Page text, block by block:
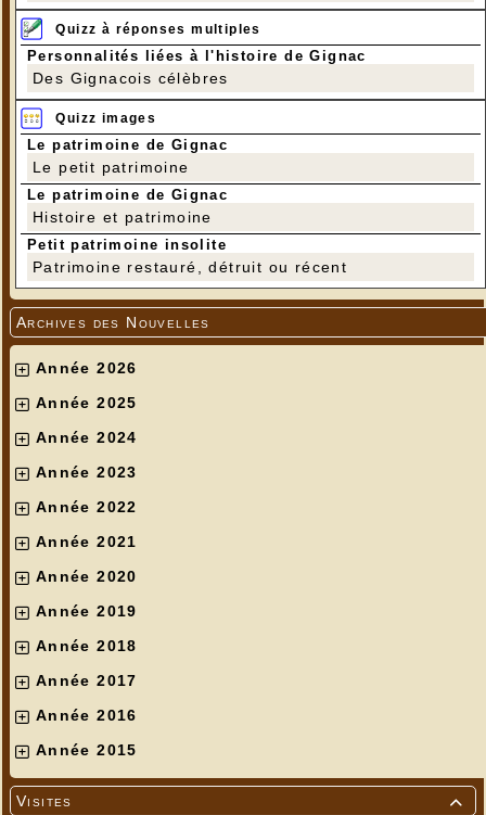
Quizz à réponses multiples
Personnalités liées à l'histoire de Gignac
Des Gignacois célèbres
Quizz images
Le patrimoine de Gignac
Le petit patrimoine
Le patrimoine de Gignac
Histoire et patrimoine
Petit patrimoine insolite
Patrimoine restauré, détruit ou récent
Archives des Nouvelles
Année 2026
Année 2025
Année 2024
Année 2023
Année 2022
Année 2021
Année 2020
Année 2019
Année 2018
Année 2017
Année 2016
Année 2015

Visites